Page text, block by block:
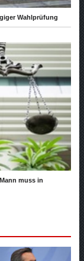
Wahlprüfung
muss in